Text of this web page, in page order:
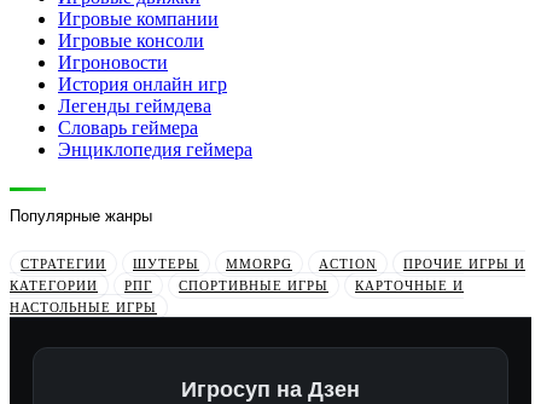
Игровые компании
Игровые консоли
Игроновости
История онлайн игр
Легенды геймдева
Словарь геймера
Энциклопедия геймера
Популярные жанры
СТРАТЕГИИ ШУТЕРЫ MMORPG ACTION
ПРОЧИЕ ИГРЫ И
КАТЕГОРИИ
РПГ СПОРТИВНЫЕ ИГРЫ
КАРТОЧНЫЕ И
НАСТОЛЬНЫЕ ИГРЫ
Игросуп на Дзен